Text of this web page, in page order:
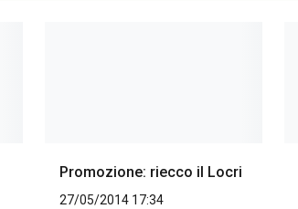
Promozione: riecco il Locri
27/05/2014 17:34